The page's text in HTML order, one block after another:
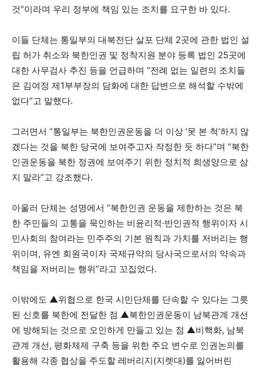
것”이라며 우리 정부에 책임 있는 조치를 요구한 바 있다.
이들 단체는 통일부의 대북전단 살포 단체 2곳에 관한 법인 설
립 허가 취소와 북한인권 및 정착지원 분야 등록 법인 25곳에
대한 사무검사 추진 등을 언급하며 “전례 없는 일련의 조치들
은 김여정 제1부부장의 담화에 대한 답변으로 해석할 수밖에
없다”고 말했다.
그러면서 “통일부는 북한인권운동을 더 이상 ‘못 본 척’하지 않
겠다는 것을 북한 당국에 보여주고자 작정한 듯 하다”며 “북한
인권운동을 북한 정권에 보여주기 위한 정치적 희생양으로 삼
지 말라”고 강조했다.
아울러 단체는 성명에서 “북한인권 운동을 제한하는 것은 북
한 주민들의 고통을 묵인하는 비윤리적·반인권적 행위이자 시
민사회의 참여라는 민주주의 기본 원칙과 가치를 저버리는 행
위이며, 유엔 회원국이자 국제규약의 당사국으로서의 약속과
책임을 저버리는 행위”라고 꼬집었다.
이밖에도 ▲위협으로 한국 시민단체를 단속할 수 있다는 그릇
된 신호를 북한에 전달한 점 ▲북한인권운동이 남북관계 개선
에 방해되는 것으로 오인하게 만들고 있는 점 ▲비핵화, 남북
관계 개선, 평화체제 구축 등을 위한 주요 변수로 인권논의를
활용해 각종 협상을 주도할 레버리지(지렛대)를 잃어버린